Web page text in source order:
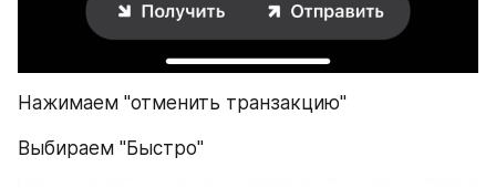
​Нажимаем "отменить транзакцию"
​Выбираем "Быстро"